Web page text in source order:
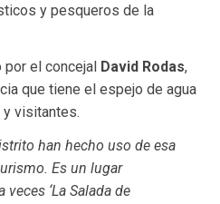
y pesqueros de la
el concejal David Rodas,
que tiene el espejo de agua
visitantes.
han hecho uso de esa
Es un lugar
‘La Salada de